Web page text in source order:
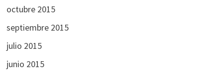
octubre 2015
septiembre 2015
julio 2015
junio 2015